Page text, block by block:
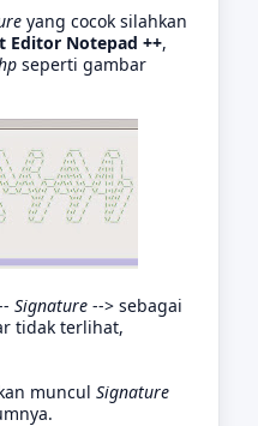
yang cocok silahkan
Editor Notepad ++,
seperti gambar
Signature --> sebagai
tidak terlihat,
muncul Signature